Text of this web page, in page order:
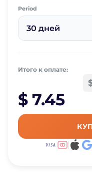
Period
30 дней
Итого к оплате:
$ 7.45